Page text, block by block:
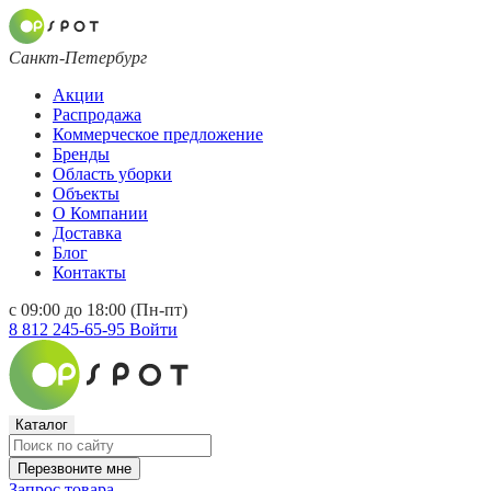
Санкт-Петербург
Акции
Распродажа
Коммерческое предложение
Бренды
Область уборки
Объекты
О Компании
Доставка
Блог
Контакты
с 09:00 до 18:00 (Пн-пт)
8 812 245-65-95 Войти
Каталог
Перезвоните мне